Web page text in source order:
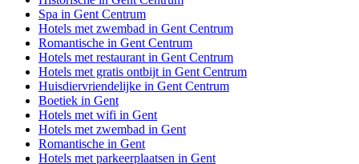
Spa in Gent Centrum
Hotels met zwembad in Gent Centrum
Romantische in Gent Centrum
Hotels met restaurant in Gent Centrum
Hotels met gratis ontbijt in Gent Centrum
Huisdiervriendelijke in Gent Centrum
Boetiek in Gent
Hotels met wifi in Gent
Hotels met zwembad in Gent
Romantische in Gent
Hotels met parkeerplaatsen in Gent